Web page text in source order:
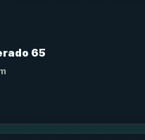
65